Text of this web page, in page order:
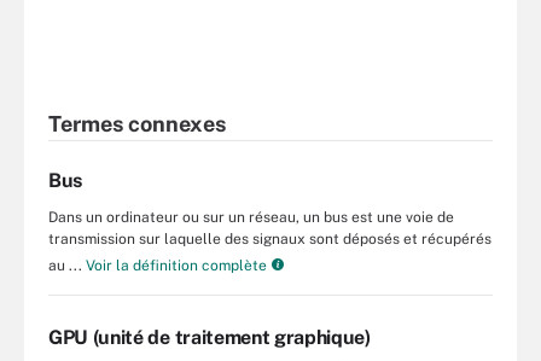
Termes connexes
Bus
Dans un ordinateur ou sur un réseau, un bus est une voie de
transmission sur laquelle des signaux sont déposés et récupérés
au ... Voir la définition complète
GPU (unité de traitement graphique)